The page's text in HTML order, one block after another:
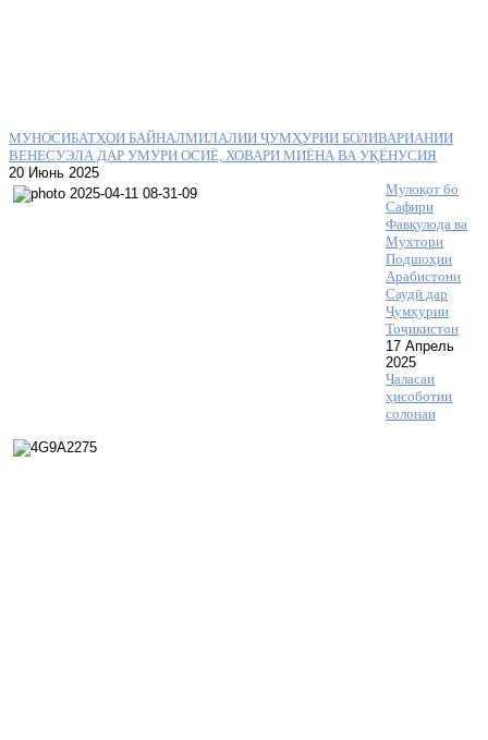
МУНОСИБАТҲОИ БАЙНАЛМИЛАЛИИ ҶУМҲУРИИ БОЛИВАРИАНИИ
ВЕНЕСУЭЛА ДАР УМУРИ ОСИЁ, ХОВАРИ МИЁНА ВА УҚЁНУСИЯ
20 Июнь 2025
Мулоқот бо
Сафири
Фавқулода ва
Мухтори
Подшоҳии
Арабистони
Саудӣ дар
Ҷумҳурии
Тоҷикистон
17 Апрель
2025
Ҷаласаи
ҳисоботии
солонаи